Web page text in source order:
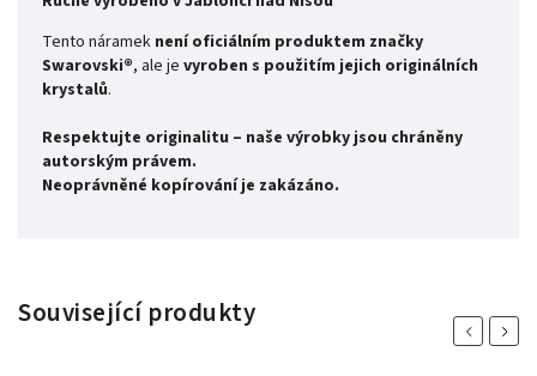
Tento náramek není oficiálním produktem značky
Swarovski®, ale je vyroben s použitím jejich originálních
krystalů.
Respektujte originalitu – naše výrobky jsou chráněny
autorským právem.
Neoprávněné kopírování je zakázáno.
Související produkty
PreviousNext